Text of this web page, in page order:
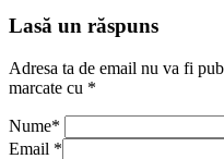
Lasă un răspuns
Adresa ta de email nu va fi
marcate cu *
Nume*
Email *